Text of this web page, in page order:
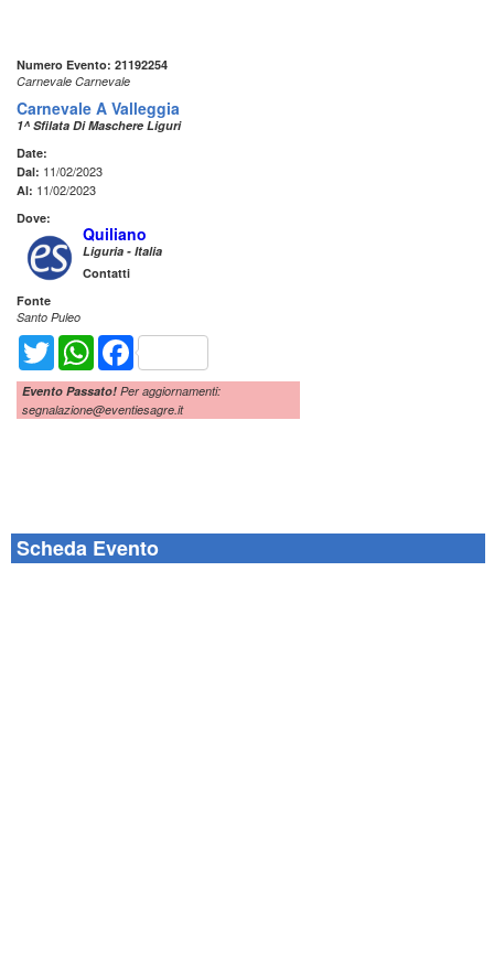
Numero Evento: 21192254
Carnevale Carnevale
Carnevale A Valleggia
1^ Sfilata Di Maschere Liguri
Date:
Dal: 11/02/2023
Al: 11/02/2023
Dove:
Quiliano
Liguria - Italia
Contatti
Fonte
Santo Puleo
Twitter WhatsAppFacebook
Evento Passato! Per aggiornamenti:
segnalazione@eventiesagre.it
Scheda Evento